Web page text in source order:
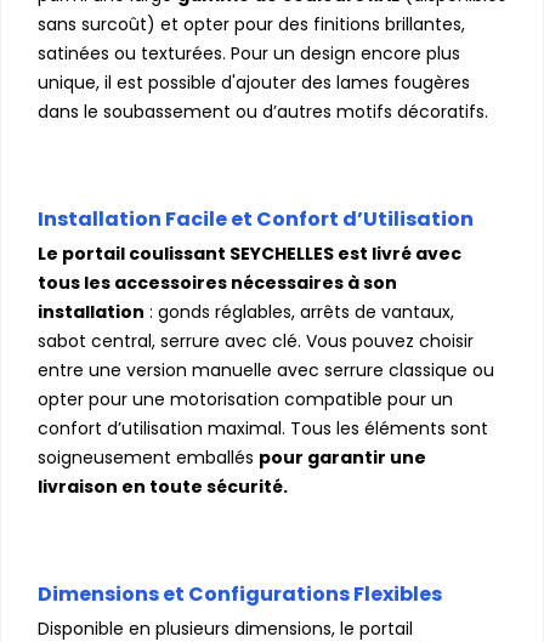
sans surcoût) et opter pour des finitions brillantes,
satinées ou texturées. Pour un design encore plus
unique, il est possible d'ajouter des lames fougères
dans le soubassement ou d’autres motifs décoratifs.
Installation Facile et Confort d’Utilisation
Le portail coulissant SEYCHELLES est livré avec
tous les accessoires nécessaires à son
installation : gonds réglables, arrêts de vantaux,
sabot central, serrure avec clé. Vous pouvez choisir
entre une version manuelle avec serrure classique ou
opter pour une motorisation compatible pour un
confort d’utilisation maximal. Tous les éléments sont
soigneusement emballés pour garantir une
livraison en toute sécurité.
Dimensions et Configurations Flexibles
Disponible en plusieurs dimensions, le portail